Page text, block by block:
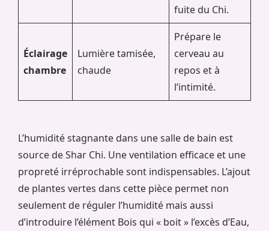
fuite du Chi.
Éclairage
chambre
Lumière tamisée,
chaude
Prépare le
cerveau au
repos et à
l’intimité.
L’humidité stagnante dans une salle de bain est
source de Shar Chi. Une ventilation efficace et une
propreté irréprochable sont indispensables. L’ajout
de plantes vertes dans cette pièce permet non
seulement de réguler l’humidité mais aussi
d’introduire l’élément Bois qui « boit » l’excès d’Eau,